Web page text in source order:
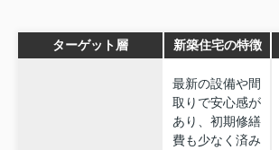
ターゲット層 新築住宅の特徴
最新の設備や間
取りで安心感が
あり、初期修繕
費も少なく済み